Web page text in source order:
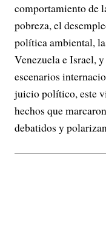
comportamiento de
pobreza, el
política ambiental,
Venezuela e Israel,
escenarios
juicio político, este
hechos que
debatidos y